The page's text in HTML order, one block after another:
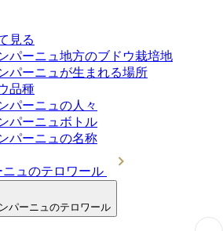
見る
パーニュ地方のブドウ栽培地
パーニュが生まれる場所
品種
パーニュの人々
パーニュボトル
パーニュの名称
ニュのテロワール
パーニュのテロワール